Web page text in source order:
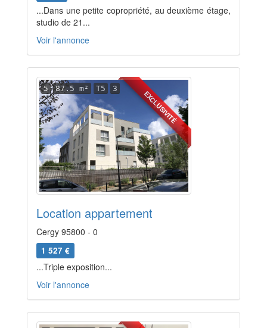
...Dans une petite copropriété, au deuxième étage,
studio de 21...
Voir l'annonce
EXCLUSIVITÉ
5 87.5 m² T5 3
Location appartement
Cergy 95800 - 0
1 527 €
...Triple exposition...
Voir l'annonce